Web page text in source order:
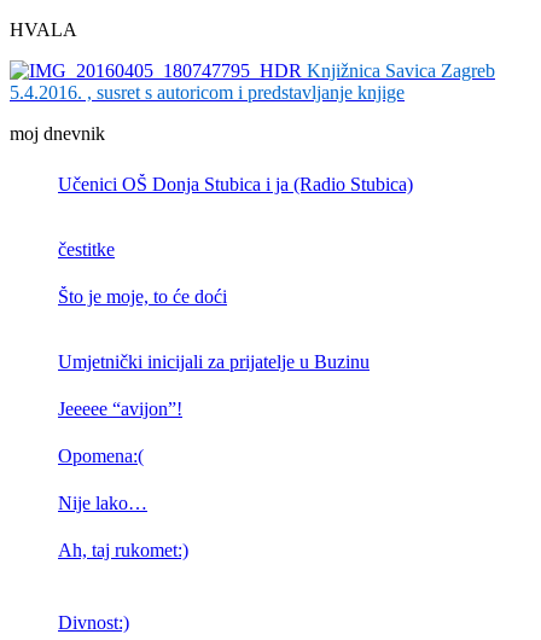
HVALA
Knjižnica Savica Zagreb
5.4.2016. , susret s autoricom i predstavljanje knjige
moj dnevnik
Učenici OŠ Donja Stubica i ja (Radio Stubica)
čestitke
Što je moje, to će doći
Umjetnički inicijali za prijatelje u Buzinu
Jeeeee “avijon”!
Opomena:(
Nije lako…
Ah, taj rukomet:)
Divnost:)